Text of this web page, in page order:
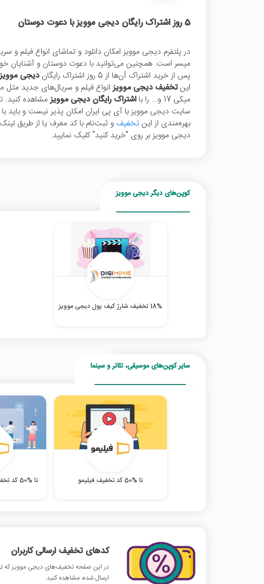
5 روز اشتراک رایگان دیجی موویز با دعوت دوستان
در پلتفرم دیجی موویز امکان دانلود و تماشای انواع فیلم و
میسر است. همچنین می‌توانید با دعوت دوستان و آشنایان
پس از خرید اشتراک آن‌ها از 5 روز اشتراک رایگان
دیجی
اینتخفیف دیجی موویزانواع فیلم و سریال‌های جدید مثل
میکی 17 و... را با
اشتراک رایگان دیجی موویزمشاهده کنید.
سایت دیجی موویز با آی پی ایران امکان پذیر نیست و باید
بهره‌مندی از اینتخفیفو ثبت‌نام با کد معرف یا از طریق
دیجی موویز بر روی "خرید کنید" کلیک نمایید.
کوپن‌های دیگر دیجی موویز
18% تخفیف شارژ کیف پول دیجی موویز
سایر کوپن‌های موسیقی، تئاتر و سینما
تا %50 کد تخفیف فیلیمو تا %50 کد تخفیف اولین خرید فیلیمو
کدهای تخفیف ارسالی کاربران
در این صفحه تخفیف‌های دیجی موویز که
ارسال شده، مشاهده کنید.